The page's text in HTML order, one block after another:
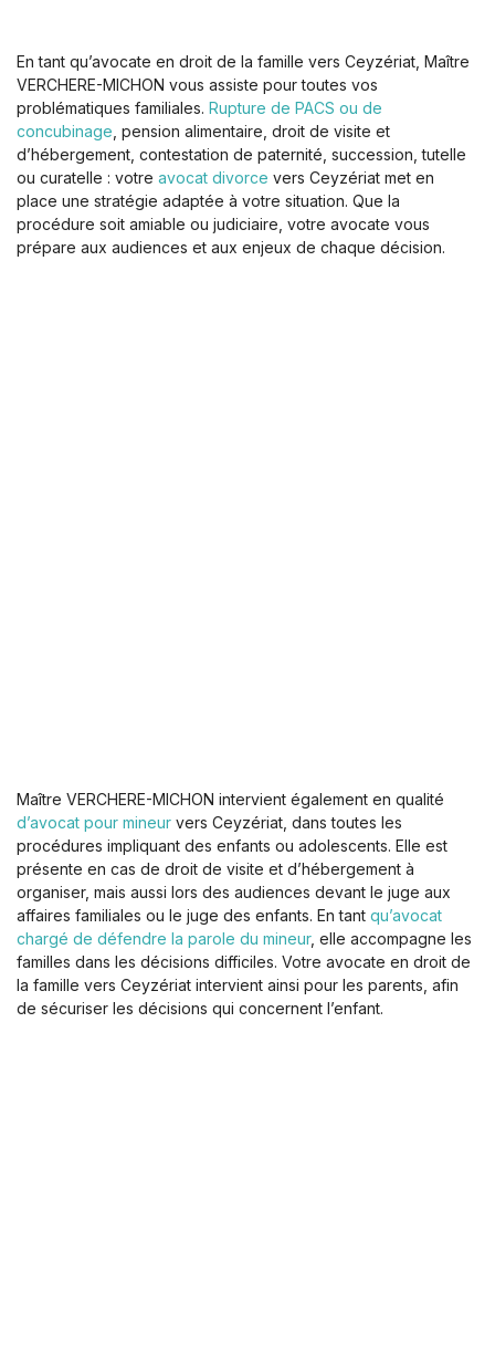
En tant qu’avocate en droit de la famille vers Ceyzériat, Maître
VERCHERE-MICHON vous assiste pour toutes vos
problématiques familiales. Rupture de PACS ou de
concubinage , pension alimentaire, droit de visite et
d’hébergement, contestation de paternité, succession, tutelle
ou curatelle : votre avocat divorce vers Ceyzériat met en
place une stratégie adaptée à votre situation. Que la
procédure soit amiable ou judiciaire, votre avocate vous
prépare aux audiences et aux enjeux de chaque décision.
Maître VERCHERE-MICHON intervient également en qualité
d’avocat pour mineur vers Ceyzériat, dans toutes les
procédures impliquant des enfants ou adolescents. Elle est
présente en cas de droit de visite et d’hébergement à
organiser, mais aussi lors des audiences devant le juge aux
affaires familiales ou le juge des enfants. En tant qu’avocat
chargé de défendre la parole du mineur, elle accompagne les
familles dans les décisions difficiles. Votre avocate en droit de
la famille vers Ceyzériat intervient ainsi pour les parents, afin
de sécuriser les décisions qui concernent l’enfant.